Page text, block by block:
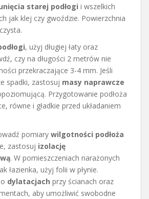
starej podłogi i wszelkich
jak klej czy gwoździe. Powierzchnia
, użyj długiej łaty oraz
czy na długości 2 metrów nie
przekraczające 3-4 mm. Jeśli
spadki, zastosuj masy naprawcze
Przygotowanie podłoża
równe i gładkie przed układaniem
pomiary wilgotności podłoża
zastosuj izolację
. W pomieszczeniach narażonych
łazienka, użyj folii w płynie.
dylatacjach przy ścianach oraz
aby umożliwić swobodne